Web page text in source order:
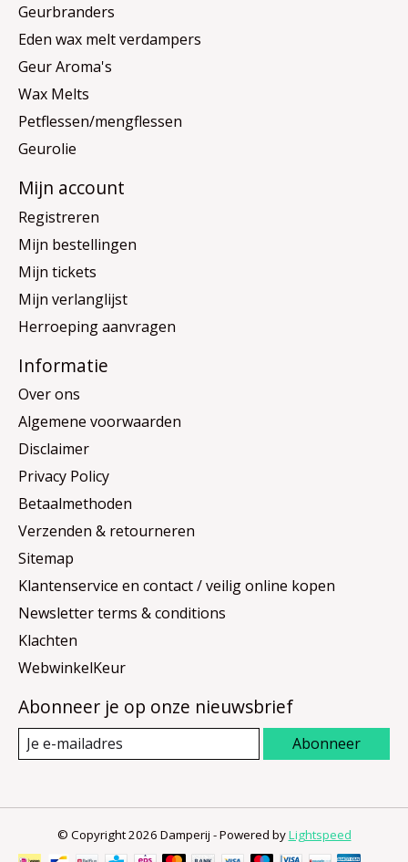
Geurbranders
Eden wax melt verdampers
Geur Aroma's
Wax Melts
Petflessen/mengflessen
Geurolie
Mijn account
Registreren
Mijn bestellingen
Mijn tickets
Mijn verlanglijst
Herroeping aanvragen
Informatie
Over ons
Algemene voorwaarden
Disclaimer
Privacy Policy
Betaalmethoden
Verzenden & retourneren
Sitemap
Klantenservice en contact / veilig online kopen
Newsletter terms & conditions
Klachten
WebwinkelKeur
Abonneer je op onze nieuwsbrief
Abonneer
© Copyright 2026 Damperij - Powered byLightspeed